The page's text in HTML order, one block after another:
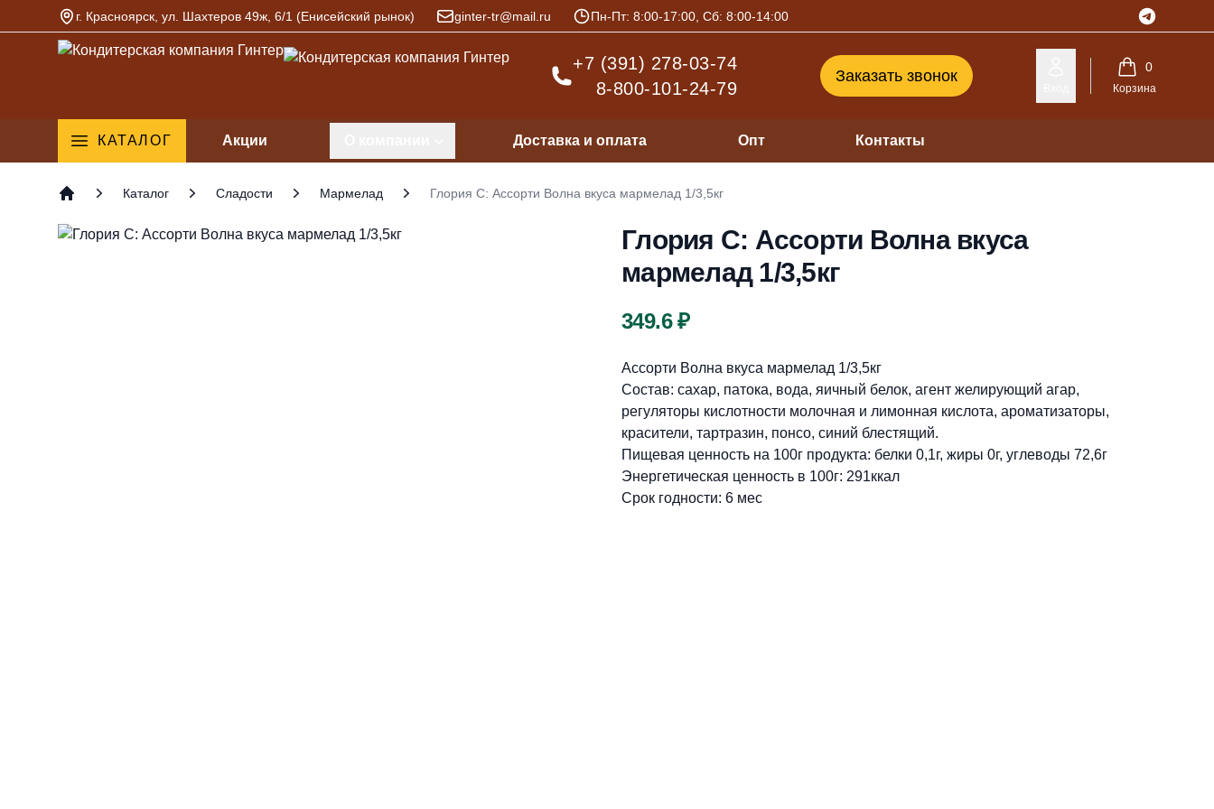
г. Красноярск, ул. Шахтеров 49ж, 6/1 (Енисейский рынок) ginter-tr@mail.ru Пн-Пт: 8:00-17:00, Сб: 8:00-14:00 Telegram
+7 (391) 278-03-74
8-800-101-24-79
Заказать звонок 0
Корзина
КАТАЛОГ Акции Доставка и оплата Опт Контакты
Каталог Сладости Мармелад Глория С: Ассорти Волна вкуса мармелад 1/3,5кг
Глория С: Ассорти Волна вкуса
мармелад 1/3,5кг
349.6 ₽
Описание
Ассорти Волна вкуса мармелад 1/3,5кг
Состав: сахар, патока, вода, яичный белок, агент желирующий агар,
регуляторы кислотности молочная и лимонная кислота, ароматизаторы,
красители, тартразин, понсо, синий блестящий.
Пищевая ценность на 100г продукта: белки 0,1г, жиры 0г, углеводы 72,6г
Энергетическая ценность в 100г: 291ккал
Срок годности: 6 мес